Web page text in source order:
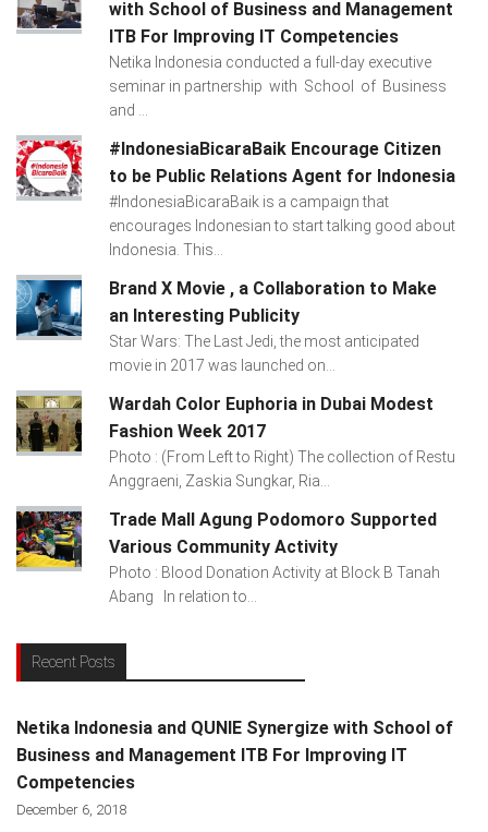
with School of Business and Management
ITB For Improving IT Competencies
Netika Indonesia conducted a full-day executive
seminar in partnership with School of Business
and ...
#IndonesiaBicaraBaik Encourage Citizen
to be Public Relations Agent for Indonesia
#IndonesiaBicaraBaik is a campaign that
encourages Indonesian to start talking good about
Indonesia. This...
Brand X Movie , a Collaboration to Make
an Interesting Publicity
Star Wars: The Last Jedi, the most anticipated
movie in 2017 was launched on...
Wardah Color Euphoria in Dubai Modest
Fashion Week 2017
Photo : (From Left to Right) The collection of Restu
Anggraeni, Zaskia Sungkar, Ria...
Trade Mall Agung Podomoro Supported
Various Community Activity
Photo : Blood Donation Activity at Block B Tanah
Abang In relation to...
Recent Posts
Netika Indonesia and QUNIE Synergize with School of
Business and Management ITB For Improving IT
Competencies
December 6, 2018